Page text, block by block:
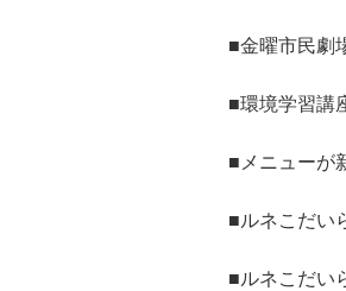
■金曜市民劇
■環境学習講
■メニューが
■ルネこだい
■ルネこだ